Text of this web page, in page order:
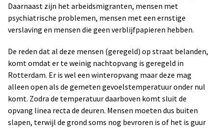
Daarnaast zijn het arbeidsmigranten, mensen met
psychiatrische problemen, mensen met een ernstige
verslaving en mensen die geen verblijfpapieren hebben.
De reden dat al deze mensen (geregeld) op straat belanden,
komt omdat er te weinig nachtopvang is geregeld in
Rotterdam. Er is wel een winteropvang maar deze mag
alleen open als de gemeten gevoelstemperatuur onder nul
komt. Zodra de temperatuur daarboven komt sluit de
opvang linea recta de deuren. Mensen moeten dus buiten
slapen, terwijl de grond soms nog bevroren is of het is guur